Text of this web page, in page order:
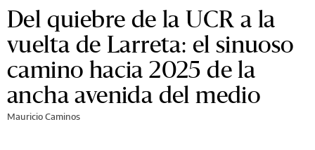
Del quiebre de la UCR a la
vuelta de Larreta: el sinuoso
camino hacia 2025 de la
ancha avenida del medio
Mauricio Caminos